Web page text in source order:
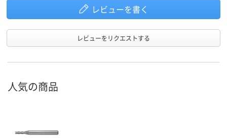
レビューを書く
レビューをリクエストする
人気の商品